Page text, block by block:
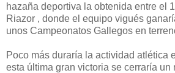
hazaña deportiva la obtenida entre el
Riazor , donde el equipo vigués
unos Campeonatos Gallegos en
Poco más duraría la actividad atlética
esta última gran victoria se cerraría